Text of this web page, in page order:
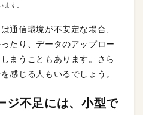
ます。
通信環境が不安定な場合、
たり、データのアップロー
まうこともあります。さら
感じる人もいるでしょう。
ジ不足には、小型で